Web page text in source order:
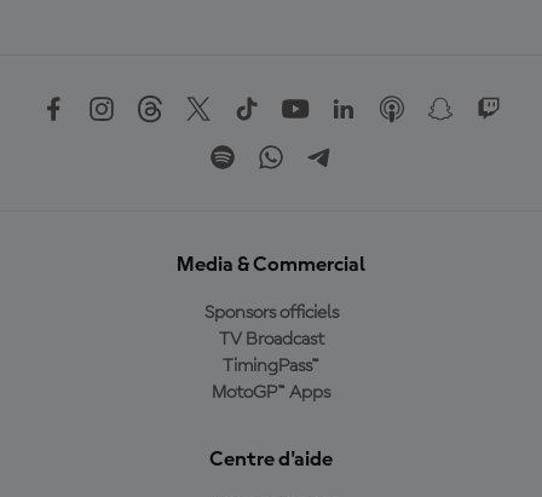
Media & Commercial
Sponsors officiels
TV Broadcast
TimingPass™
MotoGP™ Apps
Centre d'aide